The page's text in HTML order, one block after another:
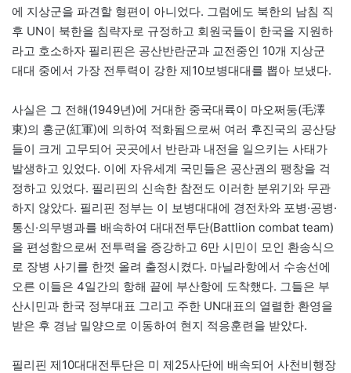
에 지상군을 파견할 형편이 아니었다. 그럼에도 북한의 남침 직
후 UN이 북한을 침략자로 규정하고 회원국들이 한국을 지원하
라고 호소하자 필리핀은 공산반란군과 교전중인 10개 지상군
대대 중에서 가장 전투력이 강한 제10보병대대를 뽑아 보냈다.
사실은 그 전해(1949년)에 거대한 중국대륙이 마오쩌둥(毛澤
東)의 홍군(紅軍)에 의하여 적화됨으로써 여러 후진국의 공산당
들이 크게 고무되어 곳곳에서 반란과 내전을 일으키는 사태가
발생하고 있었다. 이에 자유세계 국민들은 공산권의 팽창을 걱
정하고 있었다. 필리핀의 신속한 참전도 이러한 분위기와 무관
하지 않았다. 필리핀 정부는 이 보병대대에 경전차와 포병·공병·
통신·의무병과를 배속하여 대대전투단(Battlion combat team)
을 편성함으로써 전투력을 증강하고 6만 시민이 모인 환송식으
로 장병 사기를 한껏 올려 출정시켰다. 마닐라항에서 수송선에
오른 이들은 4일간의 항해 끝에 부산항에 도착했다. 그들은 부
산시민과 한국 정부대표 그리고 주한 UN대표의 열렬한 환영을
받은 후 경남 밀양으로 이동하여 현지 적응훈련을 받았다.
필리핀 제10대대전투단은 미 제25사단에 배속되어 사천비행장